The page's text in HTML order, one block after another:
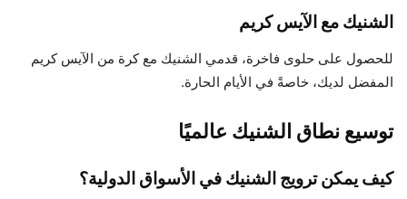
الشنيك مع الآيس كريم
للحصول على حلوى فاخرة، قدمي الشنيك مع كرة من الآيس كريم
المفضل لديك، خاصةً في الأيام الحارة.
توسيع نطاق الشنيك عالميًا
كيف يمكن ترويج الشنيك في الأسواق الدولية؟